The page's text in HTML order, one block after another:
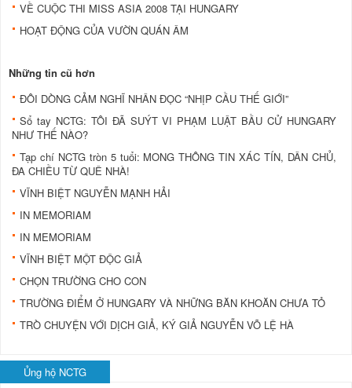
VỀ CUỘC THI MISS ASIA 2008 TẠI HUNGARY
HOẠT ĐỘNG CỦA VƯỜN QUÁN ÂM
Những tin cũ hơn
ĐÔI DÒNG CẢM NGHĨ NHÂN ĐỌC “NHỊP CẦU THẾ GIỚI”
Sổ tay NCTG: TÔI ĐÃ SUÝT VI PHẠM LUẬT BẦU CỬ HUNGARY
NHƯ THẾ NÀO?
Tạp chí NCTG tròn 5 tuổi: MONG THÔNG TIN XÁC TÍN, DÂN CHỦ,
ĐA CHIỀU TỪ QUÊ NHÀ!
VĨNH BIỆT NGUYỄN MẠNH HẢI
IN MEMORIAM
IN MEMORIAM
VĨNH BIỆT MỘT ÐỘC GIẢ
CHỌN TRƯỜNG CHO CON
TRƯỜNG ÐIỂM Ở HUNGARY VÀ NHỮNG BĂN KHOĂN CHƯA TỎ
TRÒ CHUYỆN VỚI DỊCH GIẢ, KÝ GIẢ NGUYỄN VÕ LỆ HÀ
Ủng hộ NCTG